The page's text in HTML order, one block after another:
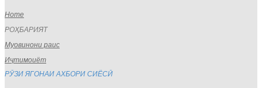
Home
РОҲБАРИЯТ
Муовинони раис
Иҷтимоиёт
РӮЗИ ЯГОНАИ АХБОРИ СИЁСӢ